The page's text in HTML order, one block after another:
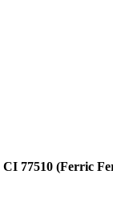
CI 77510 (Ferric